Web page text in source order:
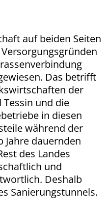
auf beiden Seiten
Das betrifft
der
und die
in diesen
während der
Jahre dauernden
des Landes
und
Deshalb
Sanierungstunnels.